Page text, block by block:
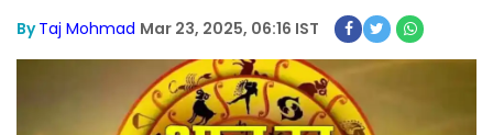
ByTaj Mohmad Mar 23, 2025, 06:16 IST